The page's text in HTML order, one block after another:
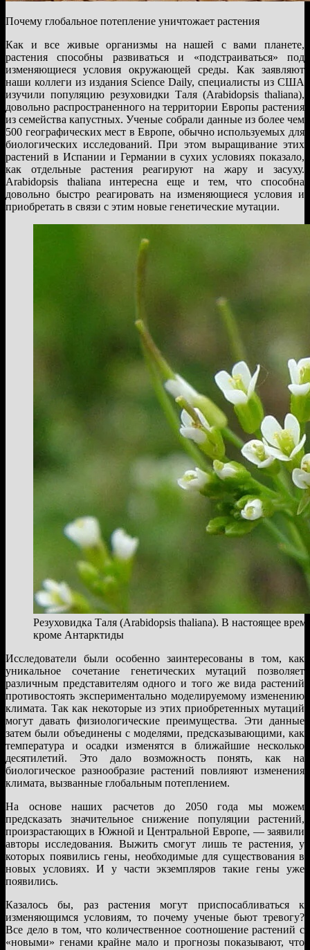
Почему глобальное потепление уничтожает растения
Как и все живые организмы на нашей с вами планете,
растения способны развиваться и «подстраиваться» под
изменяющиеся условия окружающей среды. Как заявляют
наши коллеги из издания Science Daily, специалисты из США
изучили популяцию резуховидки Таля (Arabidopsis thaliana),
довольно распространенного на территории Европы растения
из семейства капустных. Ученые собрали данные из более чем
500 географических мест в Европе, обычно используемых для
биологических исследований. При этом выращивание этих
растений в Испании и Германии в сухих условиях показало,
как отдельные растения реагируют на жару и засуху.
Arabidopsis thaliana интересна еще и тем, что способна
довольно быстро реагировать на изменяющиеся условия и
приобретать в связи с этим новые генетические мутации.
Резуховидка Таля (Arabidopsis thaliana). В настоящее
кроме Антарктиды
Исследователи были особенно заинтересованы в том, как
уникальное сочетание генетических мутаций позволяет
различным представителям одного и того же вида растений
противостоять экспериментально моделируемому изменению
климата. Так как некоторые из этих приобретенных мутаций
могут давать физиологические преимущества. Эти данные
затем были объединены с моделями, предсказывающими, как
температура и осадки изменятся в ближайшие несколько
десятилетий. Это дало возможность понять, как на
биологическое разнообразие растений повлияют изменения
климата, вызванные глобальным потеплением.
На основе наших расчетов до 2050 года мы можем
предсказать значительное снижение популяции растений,
произрастающих в Южной и Центральной Европе, — заявили
авторы исследования. Выжить смогут лишь те растения, у
которых появились гены, необходимые для существования в
новых условиях. И у части экземпляров такие гены уже
появились.
Казалось бы, раз растения могут приспосабливаться к
изменяющимся условиям, то почему ученые бьют тревогу?
Все дело в том, что количественное соотношение растений с
«новыми» генами крайне мало и прогнозы показывают, что